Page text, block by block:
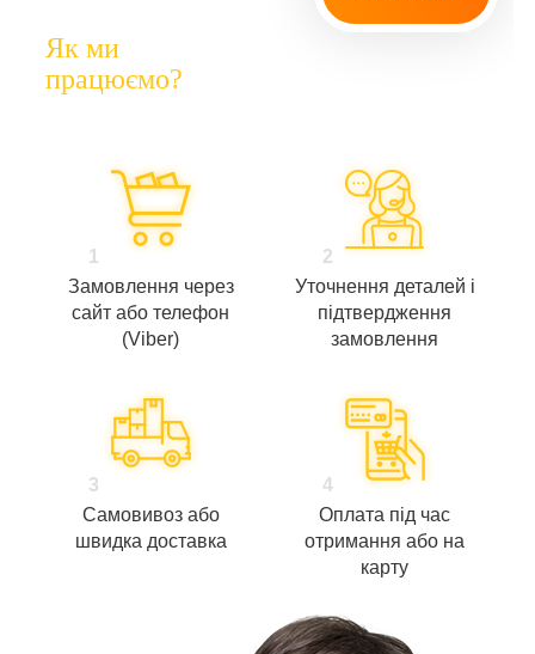
Як ми
працюємо?
1
Замовлення через
сайт або телефон
(Viber)
2
Уточнення деталей і
підтвердження
замовлення
3
Самовивоз або
швидка доставка
4
Оплата під час
отримання або на
карту